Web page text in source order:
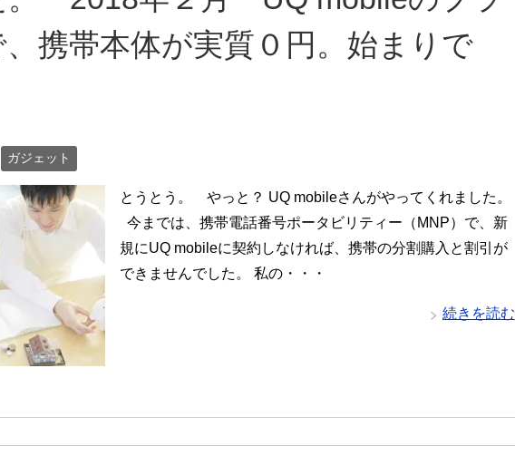
、携帯本体が実質０円。始まりで
ガジェット
とうとう。 やっと？ UQ mobileさんがやってくれました。
今までは、携帯電話番号ポータビリティー（MNP）で、新
規にUQ mobileに契約しなければ、携帯の分割購入と割引が
できませんでした。 私の・・・
続きを読む